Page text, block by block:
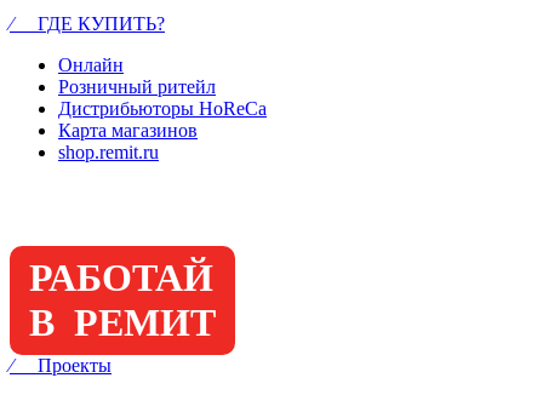
⁄ ГДЕ КУПИТЬ?
Онлайн
Розничный ритейл
Дистрибьюторы HoReCa
Карта магазинов
shop.remit.ru
РАБОТАЙ
В РЕМИТ
⁄ Проекты